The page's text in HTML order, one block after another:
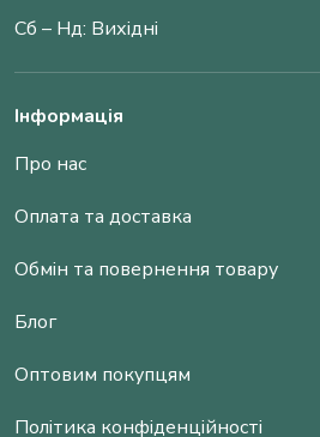
Сб – Нд: Вихідні
Інформація
Про нас
Оплата та доставка
Обмін та повернення товару
Блог
Оптовим покупцям
Політика конфіденційності